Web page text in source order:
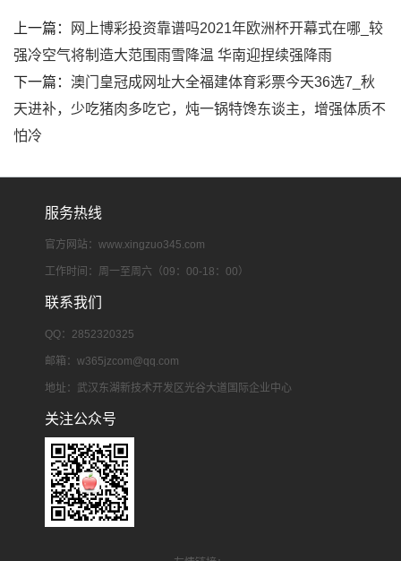
上一篇：
网上博彩投资靠谱吗2021年欧洲杯开幕式在哪_较
强冷空气将制造大范围雨雪降温 华南迎捏续强降雨
下一篇： 澳门皇冠成网址大全福建体育彩票今天36选7_秋
天进补，少吃猪肉多吃它，炖一锅特馋东谈主，增强体质不
怕冷
服务热线
官方网站：www.xingzuo345.com
工作时间：周一至周六（09：00-18：00）
联系我们
QQ：2852320325
邮箱： w365jzcom@qq.com
地址：武汉东湖新技术开发区光谷大道国际企业中心
关注公众号